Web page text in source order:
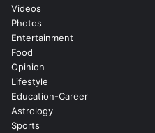
Videos
Photos
Entertainment
Food
Opinion
Lifestyle
Education-Career
Astrology
Sports